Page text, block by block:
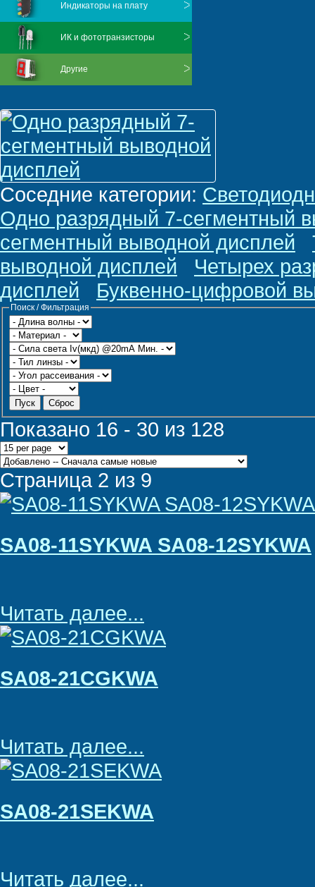
Индикаторы на плату
ИК и фототранзисторы
Другие
Соседние категории:
Одно разрядный 7-сегментный
сегментный выводной дисплей
выводной дисплей
Четырех
дисплей
Буквенно-цифровой
Поиск / Фильтрация
Пуск Сброс
Показано 16 - 30 из 128
Страница 2 из 9
SA08-11SYKWA SA08-12SYKWA
Читать далее...
SA08-21CGKWA
Читать далее...
SA08-21SEKWA
Читать далее...